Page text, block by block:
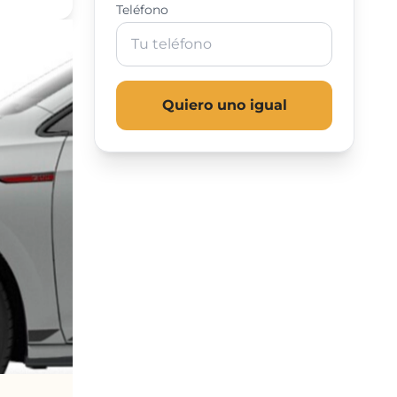
Teléfono
Quiero uno igual